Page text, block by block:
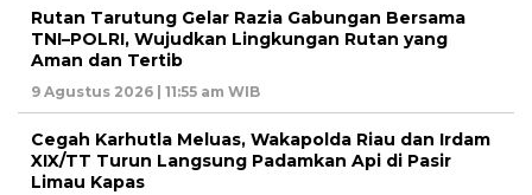
Rutan Tarutung Gelar Razia Gabungan Bersama
TNI–POLRI, Wujudkan Lingkungan Rutan yang
Aman dan Tertib
9 Agustus 2026 | 11:55 am WIB
Cegah Karhutla Meluas, Wakapolda Riau dan Irdam
XIX/TT Turun Langsung Padamkan Api di Pasir
Limau Kapas